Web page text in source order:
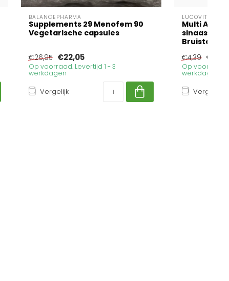
BALANCEPHARMA
Supplements 29 Menofem 90
Vegetarische capsules
€26,95 €22,05
Op voorraad. Levertijd 1 - 3
werkdagen
Vergelijk
LUCOVITAAL
Multi A t/m
€4,39 €3,59
Op voorraad.
werkdagen
Vergelijk